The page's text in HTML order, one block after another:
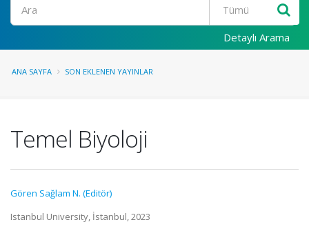
Detaylı Arama
ANA SAYFA SON EKLENEN YAYINLAR
Temel Biyoloji
Gören Sağlam N. (Editör)
Istanbul University, İstanbul, 2023